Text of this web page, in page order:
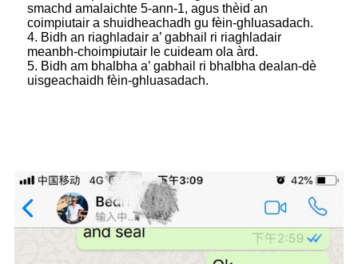
smachd amalaichte 5-ann-1, agus thèid an
coimpiutair a shuidheachadh gu fèin-ghluasadach.
4. Bidh an riaghladair a’ gabhail ri riaghladair
meanbh-choimpiutair le cuideam ola àrd.
5. Bidh am bhalbha a’ gabhail ri bhalbha dealan-dè
uisgeachaidh fèin-ghluasadach.